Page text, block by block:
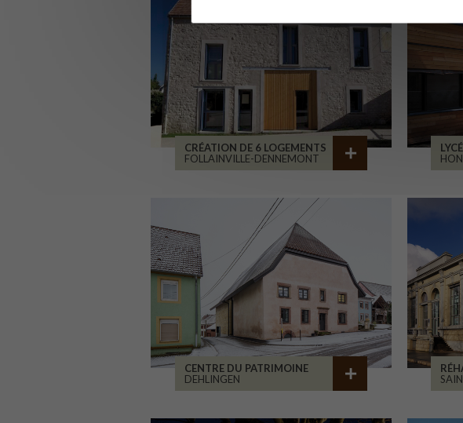
CRÉATION DE 6 LOGEMENTS
FOLLAINVILLE-DENNEMONT
CENTRE DU PATRIMOINE
DEHLINGEN